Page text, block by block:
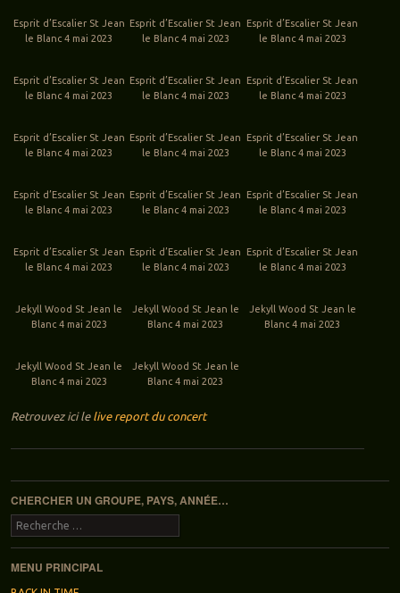
Esprit d’Escalier St Jean
le Blanc 4 mai 2023
Esprit d’Escalier St Jean
le Blanc 4 mai 2023
Esprit d’Escalier St Jean
le Blanc 4 mai 2023
Esprit d’Escalier St Jean
le Blanc 4 mai 2023
Esprit d’Escalier St Jean
le Blanc 4 mai 2023
Esprit d’Escalier St Jean
le Blanc 4 mai 2023
Esprit d’Escalier St Jean
le Blanc 4 mai 2023
Esprit d’Escalier St Jean
le Blanc 4 mai 2023
Esprit d’Escalier St Jean
le Blanc 4 mai 2023
Esprit d’Escalier St Jean
le Blanc 4 mai 2023
Esprit d’Escalier St Jean
le Blanc 4 mai 2023
Esprit d’Escalier St Jean
le Blanc 4 mai 2023
Esprit d’Escalier St Jean
le Blanc 4 mai 2023
Esprit d’Escalier St Jean
le Blanc 4 mai 2023
Esprit d’Escalier St Jean
le Blanc 4 mai 2023
Jekyll Wood St Jean le
Blanc 4 mai 2023
Jekyll Wood St Jean le
Blanc 4 mai 2023
Jekyll Wood St Jean le
Blanc 4 mai 2023
Jekyll Wood St Jean le
Blanc 4 mai 2023
Jekyll Wood St Jean le
Blanc 4 mai 2023
Retrouvez ici le live report du concert
CHERCHER UN GROUPE, PAYS, ANNÉE…
Recherche
MENU PRINCIPAL